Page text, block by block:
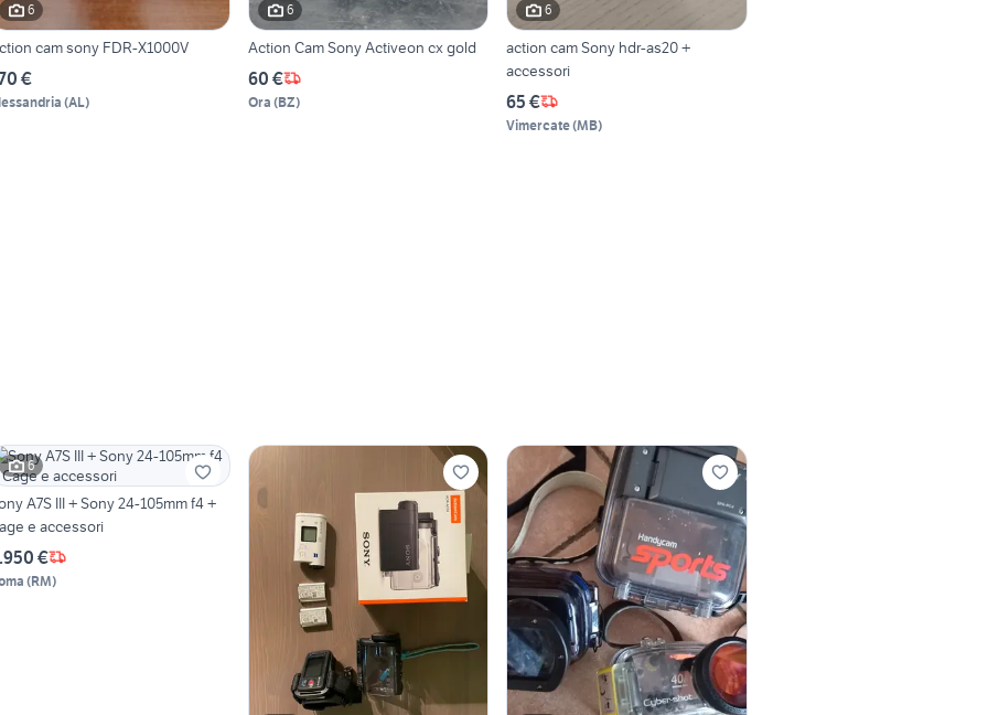
6
cam sony FDR-X1000V
€
(AL)
6
Action Cam Sony Activeon cx gold
60 €
Ora (BZ)
6
action cam Sony hdr-as20 +
accessori
65 €
Vimercate(MB)
6
A7S III + Sony 24-105mm f4 +
e accessori
€
(RM)